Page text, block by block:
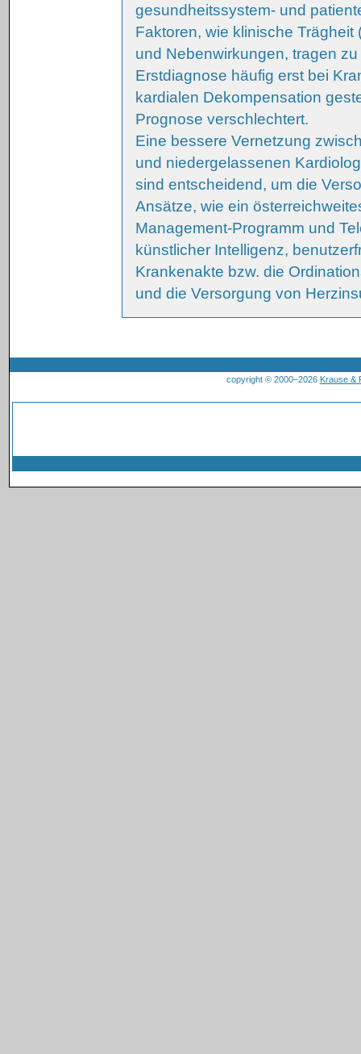
gesundheitssystem- und
Faktoren, wie klinische Trägheit
und Nebenwirkungen, tragen
Erstdiagnose häufig erst bei
kardialen Dekompensation
Prognose verschlechtert.
Eine bessere Vernetzung
und niedergelassenen
sind entscheidend, um die
Ansätze, wie ein
Management-­Programm und
künstlicher Intelligenz,
Krankenakte bzw. die
und die Versorgung von
copyright © 2000–2026 Krause &